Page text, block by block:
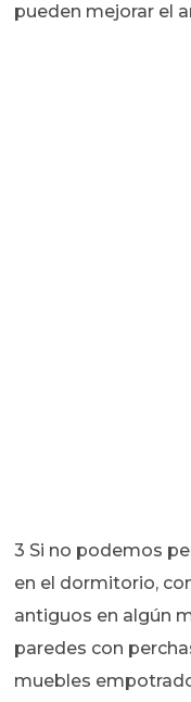
pueden mejorar el
3 Si no podemos
en el dormitorio,
antiguos en algún
paredes con
muebles